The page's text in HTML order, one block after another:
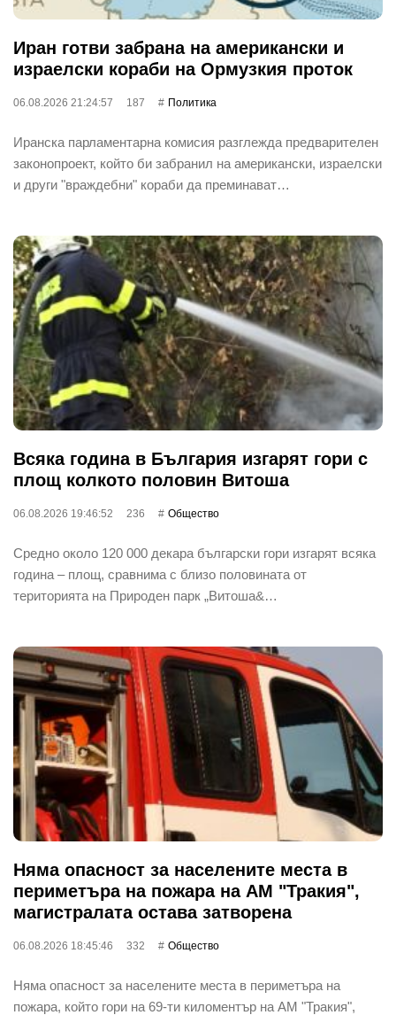
Иран готви забрана на американски и
израелски кораби на Ормузкия проток
06.08.2026 21:24:57 187 Политика
Иранска парламентарна комисия разглежда предварителен
законопроект, който би забранил на американски, израелски
и други "враждебни" кораби да преминават…
Всяка година в България изгарят гори с
площ колкото половин Витоша
06.08.2026 19:46:52 236 Общество
Средно около 120 000 декара български гори изгарят всяка
година – площ, сравнима с близо половината от
територията на Природен парк „Витоша&…
Няма опасност за населените места в
периметъра на пожара на АМ "Тракия",
магистралата остава затворена
06.08.2026 18:45:46 332 Общество
Няма опасност за населените места в периметъра на
пожара, който гори на 69-ти киломентър на АМ "Тракия",